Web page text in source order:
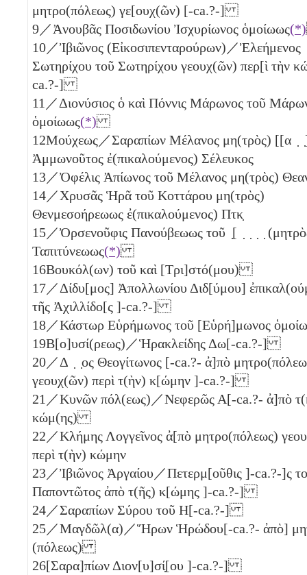
μητρο(πόλεως) γε[ουχ(ῶν) [-ca.?-]
9／Ἀνουβᾶς Ποσιδωνίου Ἰσχυρίωνος ὁμοίωως(*)
10／Ἰβιῶνος (Εἰκοσιπενταρούρων)／Ἐλεήμενος
Σωτηρίχου τοῦ Σωτηρίχου γεουχ(ῶν) περ[ὶ τὴν
ca.?-]
11 ／Διονύσιος ὁ καὶ Πόννις Μάρωνος τοῦ
ὁμοίωως(*)
12Μούχεως／Σαραπίων Μέλανος μη(τρὸς) [[α
Ἀμμωνοῦτος ἐ(πικαλούμενος) Σέλευκος
13／Ὀφέλις Ἀπίωνος τοῦ Μέλανος μη(τρὸς)
14／Χρυσᾶς Ἡρᾶ τοῦ Κοττάρου μη(τρὸς)
Θενμεσοήρεωως ἐ(πικαλούμενος) Πτκ̣
15／Ὀρσενοῦφις Πανούβεωως τοῦ ̣[
Ταπιτύνεωως(*)
16Βουκόλ(ων) τοῦ καὶ [Τρι]στό(μου)
17／Δίδυ[μος] Ἀπολλωνίου Διδ[ύμου]
τῆς Ἀχιλλίδο[ς ]-ca.?-]
18／Κάστωρ Εὑρήμωνος τοῦ [Εὑρή]μωνος
19Β[ο]υσί(ρεως)／Ἡρακλείδης Δω[-ca.?-]
20／Δ ̣ ̣ος Θεογίτωνος [-ca.?- ἀ]πὸ
γεουχ(ῶν) περὶ τ(ὴν) κ[ώμην ]-ca.?-]
21 ／Κυνῶν πόλ(εως)／Νεφερῶς Α[-ca.?- ἀ]πὸ
κώμ(ης)
22 ／Κλήμης Λογγεῖνος ἀ[πὸ μητρο(πόλεως)
περὶ τ(ὴν) κώμην
23／Ἰβιῶνος Ἀργαίου／Πετερμ[οῦθις ]-ca.?-]ς
Παποντῶτος ἀπὸ τ(ῆς) κ[ώμης ]-ca.?-]
24／Σαραπίων Σύρου τοῦ Η[-ca.?-]
25／Μαγδῶλ(α)／Ἥρων Ἡρώδου[-ca.?- ἀπὸ]
(πόλεως)
26[Σαρα]πίων Διον[υ]σί̣[ου ]-ca.?-]